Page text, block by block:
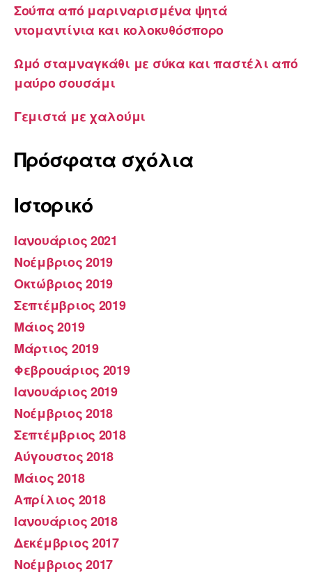
Σούπα από μαριναρισμένα ψητά
ντομαντίνια και κολοκυθόσπορο
Ωμό σταμναγκάθι με σύκα και παστέλι από
μαύρο σουσάμι
Γεμιστά με χαλούμι
Πρόσφατα σχόλια
Ιστορικό
Ιανουάριος 2021
Νοέμβριος 2019
Οκτώβριος 2019
Σεπτέμβριος 2019
Μάιος 2019
Μάρτιος 2019
Φεβρουάριος 2019
Ιανουάριος 2019
Νοέμβριος 2018
Σεπτέμβριος 2018
Αύγουστος 2018
Μάιος 2018
Απρίλιος 2018
Ιανουάριος 2018
Δεκέμβριος 2017
Νοέμβριος 2017